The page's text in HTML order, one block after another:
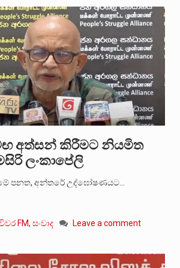
අත්සන් කිරීමට නියමිත
ලංකාපේලි
පනත, අන්තරේ උද්⁣ඝෝෂණයට…
FM, සංවාද Leave a comment